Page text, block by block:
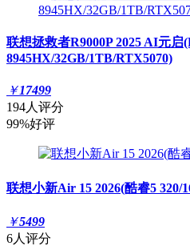
联想拯救者R9000P 2025 AI元启
8945HX/32GB/1TB/RTX5070)
￥17499
194人评分
99%好评
联想小新Air 15 2026(酷睿5 320/
￥5499
6人评分